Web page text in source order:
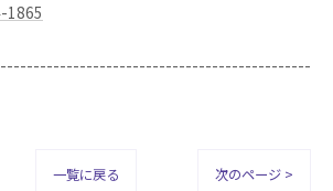
1865
一覧に戻る 次のページ >